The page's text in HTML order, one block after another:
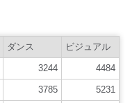
ダンス ビジュアル
3244 4484
3785 5231